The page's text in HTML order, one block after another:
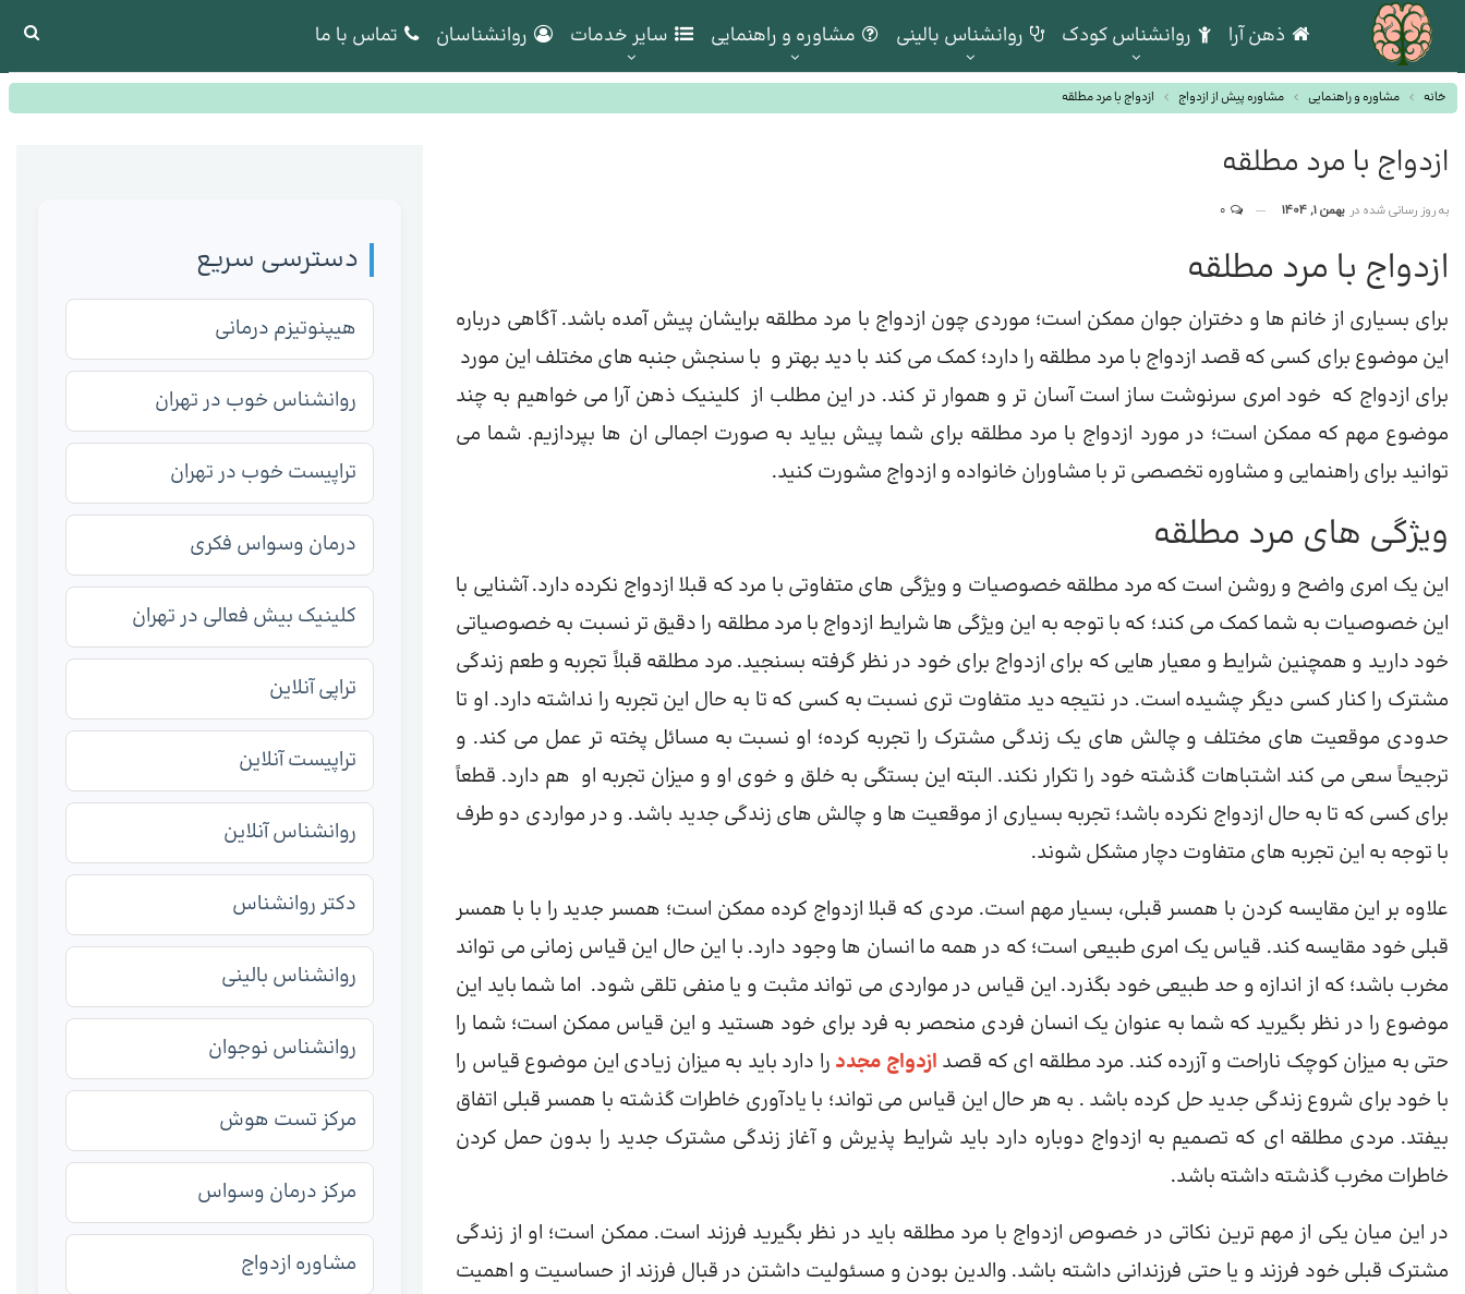
ذهن آرا روانشناس کودک روانشناس بالینی مشاوره و راهنمایی سایر خدمات روانشناسان تماس با ما
خانه مشاوره و راهنمایی مشاوره پیش از ازدواج ازدواج با مرد مطلقه
ازدواج با مرد مطلقه
به روز رسانی شده در بهمن 1, 1404
ازدواج با مرد مطلقه
برای بسیاری از خانم ها و دختران جوان ممکن است؛ موردی چون ازدواج با مرد مطلقه برایشان پیش آمده باشد. آگاهی درباره
این موضوع برای کسی که قصد ازدواج با مرد مطلقه را دارد؛ کمک می کند با دید بهتر و با سنجش جنبه های مختلف این مورد
برای ازدواج که خود امری سرنوشت ساز است آسان تر و هموار تر کند. در این مطلب از کلینیک ذهن آرا می خواهیم به چند
موضوع مهم که ممکن است؛ در مورد ازدواج با مرد مطلقه برای شما پیش بیاید به صورت اجمالی ان ها بپردازیم. شما می
توانید برای راهنمایی و مشاوره تخصصی تر با مشاوران خانواده و ازدواج مشورت کنید.
ویژگی های مرد مطلقه
این یک امری واضح و روشن است که مرد مطلقه خصوصیات و ویژگی های متفاوتی با مرد که قبلا ازدواج نکرده دارد. آشنایی با
این خصوصیات به شما کمک می کند؛ که با توجه به این ویژگی ها شرایط ازدواج با مرد مطلقه را دقیق تر نسبت به خصوصیاتی
خود دارید و همچنین شرایط و معیار هایی که برای ازدواج برای خود در نظر گرفته بسنجید. مرد مطلقه قبلاً تجربه و طعم زندگی
مشترک را کنار کسی دیگر چشیده است. در نتیجه دید متفاوت تری نسبت به کسی که تا به حال این تجربه را نداشته دارد. او تا
حدودی موقعیت های مختلف و چالش های یک زندگی مشترک را تجربه کرده؛ او نسبت به مسائل پخته تر عمل می کند. و
ترجیحاً سعی می کند اشتباهات گذشته خود را تکرار نکند. البته این بستگی به خلق و خوی او و میزان تجربه او هم دارد. قطعاً
برای کسی که تا به حال ازدواج نکرده باشد؛ تجربه بسیاری از موقعیت ها و چالش های زندگی جدید باشد. و در مواردی دو طرف
با توجه به این تجربه های متفاوت دچار مشکل شوند.
علاوه بر این مقایسه کردن با همسر قبلی، بسیار مهم است. مردی که قبلا ازدواج کرده ممکن است؛ همسر جدید را با با همسر
قبلی خود مقایسه کند. قیاس یک امری طبیعی است؛ که در همه ما انسان ها وجود دارد. با این حال این قیاس زمانی می تواند
مخرب باشد؛ که از اندازه و حد طبیعی خود بگذرد. این قیاس در مواردی می تواند مثبت و یا منفی تلقی شود. اما شما باید این
موضوع را در نظر بگیرید که شما به عنوان یک انسان فردی منحصر به فرد برای خود هستید و این قیاس ممکن است؛ شما را
حتی به میزان کوچک ناراحت و آزرده کند. مرد مطلقه ای که قصد ازدواج مجدد را دارد باید به میزان زیادی این موضوع قیاس را
با خود برای شروع زندگی جدید حل کرده باشد . به هر حال این قیاس می تواند؛ با یادآوری خاطرات گذشته با همسر قبلی اتفاق
بیفتد. مردی مطلقه ای که تصمیم به ازدواج دوباره دارد باید شرایط پذیرش و آغاز زندگی مشترک جدید را بدون حمل کردن
خاطرات مخرب گذشته داشته باشد.
در این میان یکی از مهم ترین نکاتی در خصوص ازدواج با مرد مطلقه باید در نظر بگیرید فرزند است. ممکن است؛ او از زندگی
مشترک قبلی خود فرزند و یا حتی فرزندانی داشته باشد. والدین بودن و مسئولیت داشتن در قبال فرزند از حساسیت و اهمیت
دسترسی سریع
هیپنوتیزم درمانی
روانشناس خوب در تهران
تراپیست خوب در تهران
درمان وسواس فکری
کلینیک بیش فعالی در تهران
تراپی آنلاین
تراپیست آنلاین
روانشناس آنلاین
دکتر روانشناس
روانشناس بالینی
روانشناس نوجوان
مرکز تست هوش
مرکز درمان وسواس
مشاوره ازدواج